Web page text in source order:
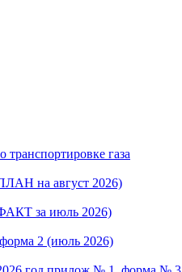
газа
на август 2026)
за июль 2026)
2 (июль 2026)